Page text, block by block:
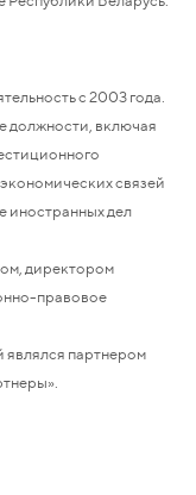
с 2003 года.
должности, включая
связей
иностранных дел
директором
правовое
партнером